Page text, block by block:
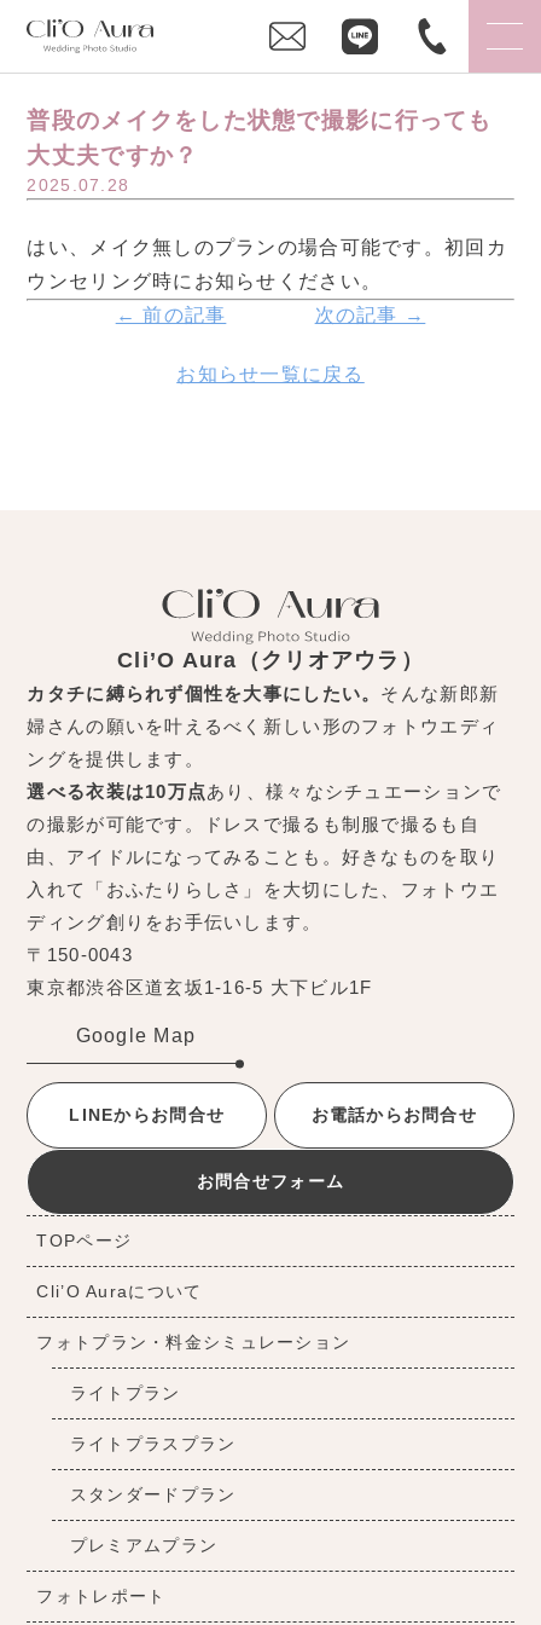
普段のメイクをした状態で撮影に行っても
大丈夫ですか？
2025.07.28
はい、メイク無しのプランの場合可能です。初回カ
ウンセリング時にお知らせください。
← 前の記事
次の記事 →
お知らせ一覧に戻る
Cli’O Aura（クリオアウラ）
カタチに縛られず個性を大事にしたい。 そんな新郎新
婦さんの願いを叶えるべく新しい形のフォトウエディ
ングを提供します。
選べる衣装は10万点あり、様々なシチュエーションで
の撮影が可能です。ドレスで撮るも制服で撮るも自
由、アイドルになってみることも。好きなものを取り
入れて「おふたりらしさ」を大切にした、フォトウエ
ディング創りをお手伝いします。
〒150-0043
東京都渋谷区道玄坂1-16-5 大下ビル1F
Google Map
LINEからお問合せ お電話からお問合せ
お問合せフォーム
TOPページ
Cli’O Auraについて
フォトプラン・料金シミュレーション
ライトプラン
ライトプラスプラン
スタンダードプラン
プレミアムプラン
フォトレポート